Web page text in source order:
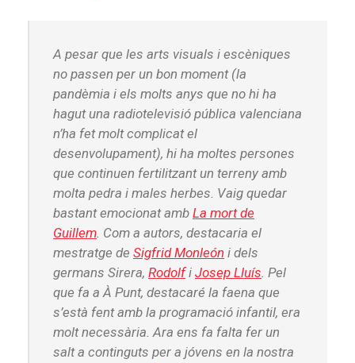
A pesar que les arts visuals i escèniques
no passen per un bon moment (la
pandèmia i els molts anys que no hi ha
hagut una radiotelevisió pública valenciana
n’ha fet molt complicat el
desenvolupament), hi ha moltes persones
que continuen fertilitzant un terreny amb
molta pedra i males herbes. Vaig quedar
bastant emocionat amb La mort de
Guillem. Com a autors, destacaria el
mestratge de Sigfrid Monleón i dels
germans Sirera, Rodolfi Josep Lluís. Pel
que fa a À Punt, destacaré la faena que
s’està fent amb la programació infantil, era
molt necessària. Ara ens fa falta fer un
salt a continguts per a jóvens en la nostra